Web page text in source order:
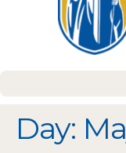
Day: